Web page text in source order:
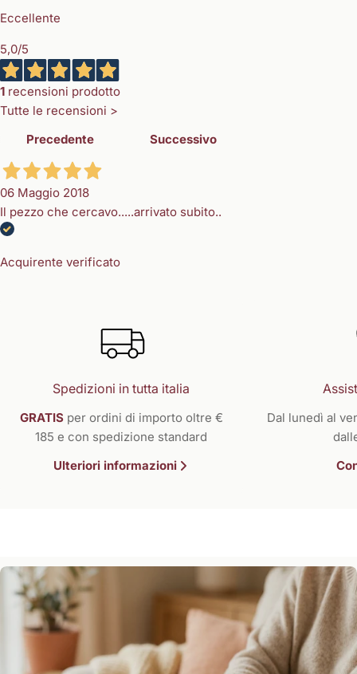
Eccellente
5,0/5
1 recensioni prodotto
Tutte le recensioni >
Precedente
Successivo
06 Maggio 2018
Il pezzo che cercavo.....arrivato subito..
Acquirente verificato
Spedizioni in tutta italia
GRATIS per ordini di importo oltre €
185 e con spedizione standard
Ulteriori informazioni
Dal lunedì al